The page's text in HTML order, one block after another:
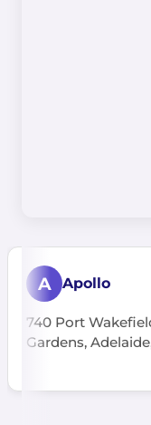
A Apollo
740 Port
Gardens,